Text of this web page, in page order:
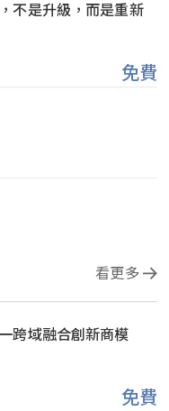
不是升級，而是重新
免費
看更多
跨域融合創新商模
免費